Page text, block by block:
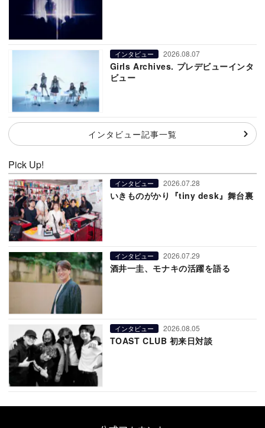
インタビュー 2026.08.07
Girls Archives. プレデビューインタ
ビュー
インタビュー記事一覧
Pick Up!
インタビュー 2026.07.28
いきものがかり『tiny desk』舞台裏
インタビュー 2026.07.29
酒井一圭、モナキの活躍を語る
インタビュー 2026.08.05
TOAST CLUB 初来日対談